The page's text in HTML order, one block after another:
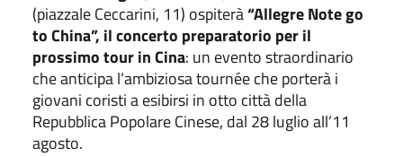
(piazzale Ceccarini, 11) ospiterà“Allegre Note go
to China”, il concerto preparatorio per il
prossimo tour in Cina: un evento straordinario
che anticipa l’ambiziosa tournée che porterà i
giovani coristi a esibirsi in otto città della
Repubblica Popolare Cinese, dal 28 luglio all’11
agosto.